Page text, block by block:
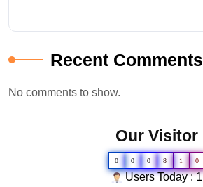
Recent Comments
No comments to show.
Our Visitor
0 0 0 8 1 0
Users Today : 1